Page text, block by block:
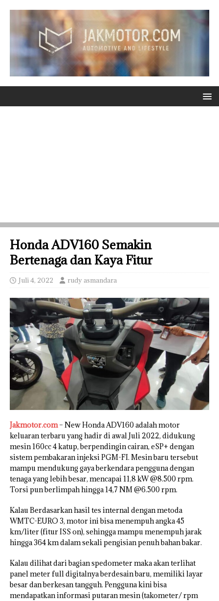
Honda ADV160 Semakin
Bertenaga dan Kaya Fitur
Juli 4, 2022 rudy asmandara
Jakmotor.com– New Honda ADV160 adalah motor
keluaran terbaru yang hadir di awal Juli 2022, didukung
mesin 160cc 4 katup, berpendingin cairan, eSP+ dengan
sistem pembakaran injeksi PGM-FI. Mesin baru tersebut
mampu mendukung gaya berkendara pengguna dengan
tenaga yang lebih besar, mencapai 11,8 kW @8.500 rpm.
Torsi pun berlimpah hingga 14,7 NM @6.500 rpm.
Kalau Berdasarkan hasil tes internal dengan metoda
WMTC-EURO 3, motor ini bisa menempuh angka 45
km/liter (fitur ISS on), sehingga mampu menempuh jarak
hingga 364 km dalam sekali pengisian penuh bahan bakar.
Kalau dilihat dari bagian spedometer maka akan terlihat
panel meter full digitalnya berdesain baru, memiliki layar
besar dan berkesan tangguh. Pengguna kini bisa
mendapatkan informasi putaran mesin (takometer/ rpm